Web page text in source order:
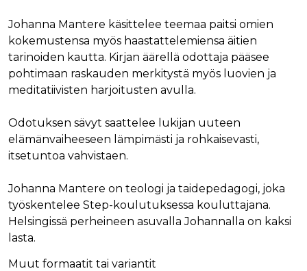
Johanna Mantere käsittelee teemaa paitsi omien
kokemustensa myös haastattelemiensa äitien
tarinoiden kautta. Kirjan äärellä odottaja pääsee
pohtimaan raskauden merkitystä myös luovien ja
meditatiivisten harjoitusten avulla.
Odotuksen sävyt saattelee lukijan uuteen
elämänvaiheeseen lämpimästi ja rohkaisevasti,
itsetuntoa vahvistaen.
Johanna Mantere on teologi ja taidepedagogi, joka
työskentelee Step-koulutuksessa kouluttajana.
Helsingissä perheineen asuvalla Johannalla on kaksi
lasta.
Muut formaatit tai variantit